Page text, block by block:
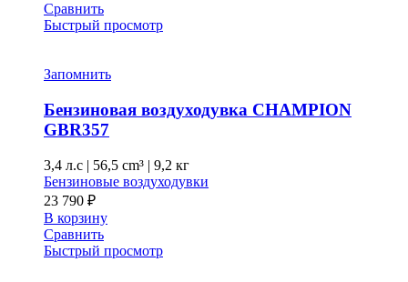
Сравнить
Быстрый просмотр
Запомнить
Бензиновая воздуходувка CHAMPION
GBR357
3,4 л.с | 56,5 cm³ | 9,2 кг
Бензиновые воздуходувки
23 790 ₽
В корзину
Сравнить
Быстрый просмотр